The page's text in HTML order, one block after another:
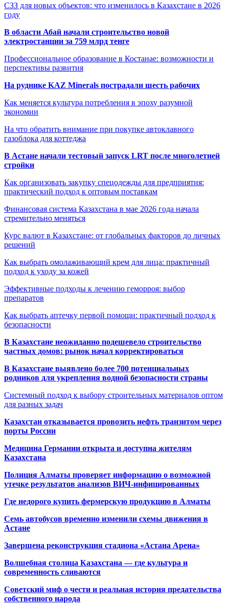
СЗЗ для новых объектов: что изменилось в Казахстане в 2026
году
В области Абай начали строительство новой
электростанции за 759 млрд тенге
Профессиональное образование в Костанае: возможности и
перспективы развития
На руднике KAZ Minerals пострадали шесть рабочих
Как меняется культура потребления в эпоху разумной
экономии
На что обратить внимание при покупке автоклавного
газоблока для коттеджа
В Астане начали тестовый запуск LRT после многолетней
стройки
Как организовать закупку спецодежды для предприятия:
практический подход к оптовым поставкам
Финансовая система Казахстана в мае 2026 года начала
стремительно меняться
Курс валют в Казахстане: от глобальных факторов до личных
решений
Как выбрать омолаживающий крем для лица: практичный
подход к уходу за кожей
Эффективные подходы к лечению геморроя: выбор
препаратов
Как выбрать аптечку первой помощи: практичный подход к
безопасности
В Казахстане неожиданно подешевело строительство
частных домов: рынок начал корректироваться
В Казахстане выявлено более 700 потенциальных
родников для укрепления водной безопасности страны
Системный подход к выбору строительных материалов оптом
для разных задач
Казахстан отказывается провозить нефть транзитом через
порты России
Медицина Германии открыта и доступна жителям
Казахстана
Полиция Алматы проверяет информацию о возможной
утечке результатов анализов ВИЧ-инфицированных
Где недорого купить фермерскую продукцию в Алматы
Семь автобусов временно изменили схемы движения в
Астане
Завершена реконструкция стадиона «Астана Арена»
Волшебная столица Казахстана — где культура и
современность сливаются
Советский миф о чести и реальная история предательства
собственного народа